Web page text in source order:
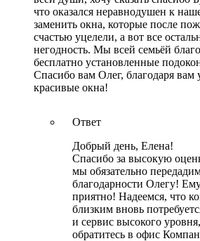
что оказался неравнодушен к
заменить окна, которые после
счастью уцелели, а вот все
негодность. Мы всей семьёй
бесплатно установленные
Спасибо вам Олег, благодаря вам
красивые окна!
Ответ
Добрый день, Елена!
Спасибо за высокую
мы обязательно
благодарности Олегу!
приятно! Надеемся, что
близким вновь
и сервис высокого
обратитесь в офис